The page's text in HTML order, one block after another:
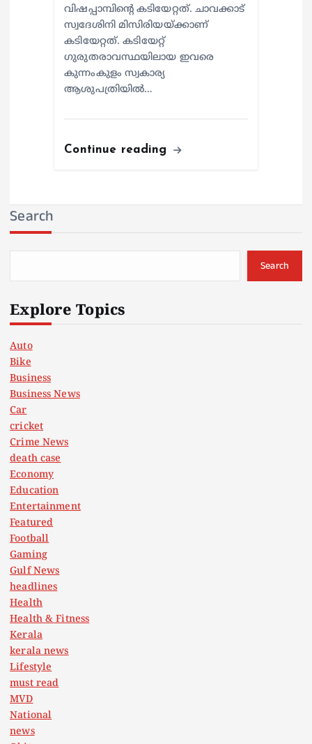
വിഷപ്പാമ്പിന്റെ കടിയേറ്റത്. ചാവക്കാട്
സ്വദേശിനി മിസിരിയയ്ക്കാണ്
കടിയേറ്റത്. കടിയേറ്റ്
ഗുരുതരാവസ്ഥയിലായ ഇവരെ
കുന്നംകുളം സ്വകാര്യ
ആശുപത്രിയില്‍…
Continue reading
Search
Search
Explore Topics
Auto
Bike
Business
Business News
Car
cricket
Crime News
death case
Economy
Education
Entertainment
Featured
Football
Gaming
Gulf News
headlines
Health
Health & Fitness
Kerala
kerala news
Lifestyle
must read
MVD
National
news